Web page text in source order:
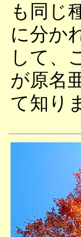
も同じ
に分か
して、
が原名
て知り